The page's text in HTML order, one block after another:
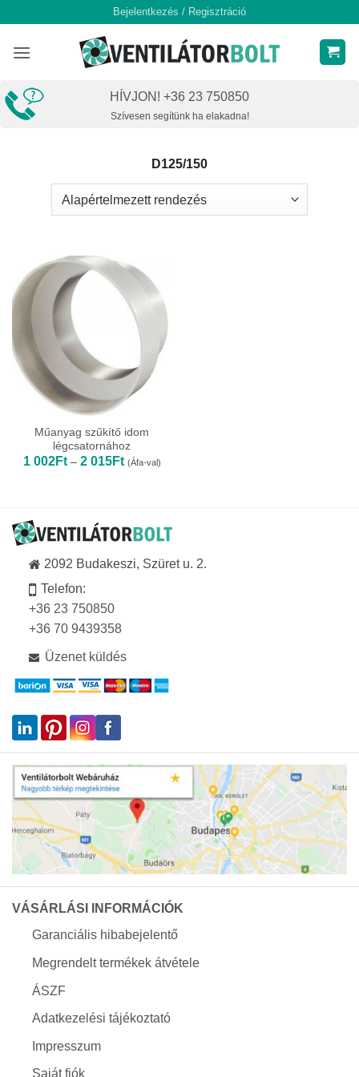
content
Bejelentkezés / Regisztráció
HÍVJON! +36 23 750850
Szívesen segítünk ha elakadna!
D125/150
Műanyag szűkítő idom
légcsatornához
1 002Ft – 2 015FtÁrtartomány:
1
(Áfa-val)
2092 Budakeszi, Szüret u. 2.
Telefon:
+36 23 750850
+36 70 9439358
Üzenet küldés
VÁSÁRLÁSI INFORMÁCIÓK
Garanciális hibabejelentő
Megrendelt termékek átvétele
ÁSZF
Adatkezelési tájékoztató
Impresszum
Saját fiók